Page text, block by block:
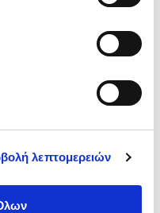
λεπτομερειών